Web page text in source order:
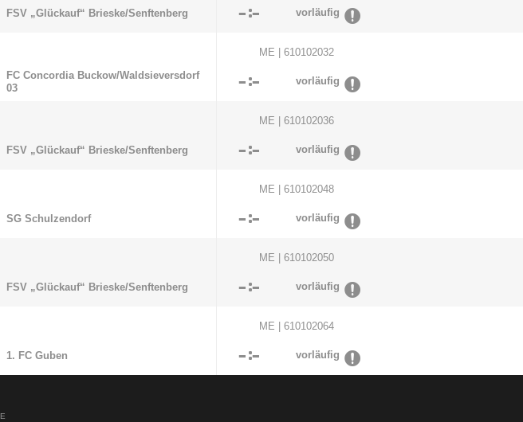
FSV „Glückauf“ Brieske/​Senftenberg : vorläufig
ME | 610102032
FC Concordia Buckow/​Waldsieversdorf
03
: vorläufig
ME | 610102036
FSV „Glückauf“ Brieske/​Senftenberg : vorläufig
ME | 610102048
SG Schulzendorf : vorläufig
ME | 610102050
FSV „Glückauf“ Brieske/​Senftenberg : vorläufig
ME | 610102064
1. FC Guben : vorläufig